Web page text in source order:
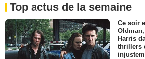
Top actus de la semaine
Ce soir
Oldman,
Harris
thrillers